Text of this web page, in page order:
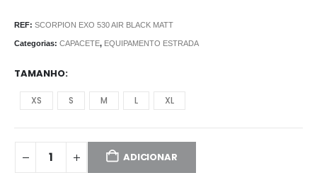
REF: SCORPION EXO 530 AIR BLACK MATT
Categorias: CAPACETE, EQUIPAMENTO ESTRADA
TAMANHO
XS S M L XL
ADICIONAR